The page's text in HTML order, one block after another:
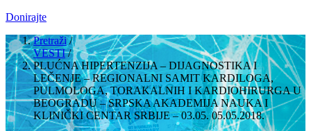
Donirajte
Pretraži/
VESTI/
PLUĆNA HIPERTENZIJA – DIJAGNOSTIKA I
LEČENJE – REGIONALNI SAMIT KARDILOGA,
PULMOLOGA, TORAKALNIH I KARDIOHIRURGA U
BEOGRADU – SRPSKA AKADEMIJA NAUKA I
KLINIČKI CENTAR SRBIJE – 03.05. 05.05.2018.